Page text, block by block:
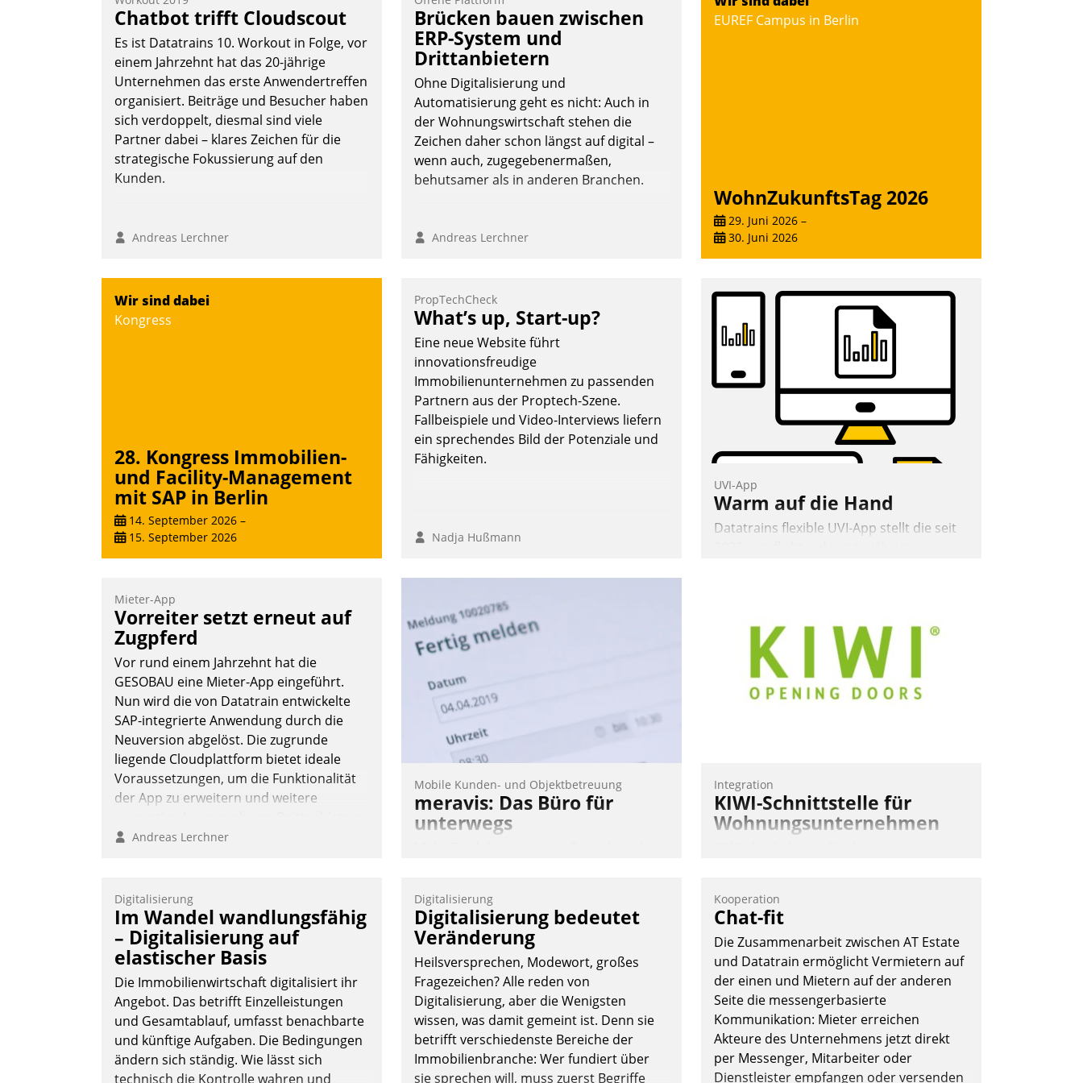
Vernetzungsideen fürs Quartier.
Dazwischen zeigte Datatrain, was es
Neues zu bieten hat.
Nadja Hußmann
Chatbot trifft Cloudscout
Es ist Datatrains 10. Workout in Folge, vor
einem Jahrzehnt hat das 20-jährige
Unternehmen das erste Anwendertreffen
organisiert. Beiträge und Besucher haben
sich verdoppelt, diesmal sind viele
Partner dabei – klares Zeichen für die
strategische Fokussierung auf den
Kunden.
Andreas Lerchner
Brücken bauen zwischen
ERP-System und
Drittanbietern
Ohne Digitalisierung und
Automatisierung geht es nicht: Auch in
der Wohnungswirtschaft stehen die
Zeichen daher schon längst auf digital –
wenn auch, zugegebenermaßen,
behutsamer als in anderen Branchen.
Andreas Lerchner
EUREF Campus in Berlin
WohnZukunftsTag 2026
29. Juni 2026 –
30. Juni 2026
Wir sind dabei
Kongress
28. Kongress Immobilien-
und Facility-Management
mit SAP in Berlin
14. September 2026 –
15. September 2026
PropTechCheck
What’s up, Start-up?
Eine neue Website führt
innovationsfreudige
Immobilienunternehmen zu passenden
Partnern aus der Proptech-Szene.
Fallbeispiele und Video-Interviews liefern
ein sprechendes Bild der Potenziale und
Fähigkeiten.
Nadja Hußmann
UVI-App
Warm auf die Hand
Datatrains flexible UVI-App stellt die seit
Heizungs- und Wasserverbrauch gehen
automatisiert, vollständig und auf
Wunsch über mehrere zuvor festgelegte
Kommunikationswege bei den
Empfängern ein.
Mieter-App
Vorreiter setzt erneut auf
Zugpferd
Vor rund einem Jahrzehnt hat die
GESOBAU eine Mieter-App eingeführt.
Nun wird die von Datatrain entwickelte
SAP-integrierte Anwendung durch die
Neuversion abgelöst. Die zugrunde
liegende Cloudplattform bietet ideale
Voraussetzungen, um die Funktionalität
der App zu erweitern und weitere
in SAP zu integrieren.
Andreas Lerchner
Mobile Kunden- und Objektbetreuung
meravis: Das Büro für
unterwegs
Mitarbeiter von Datatrain. Die meravis
Wohnungsbau- und Immobilien GmbH
hat sich dabei für den Betrieb der Lösung
über die SAP Cloud Platform entschieden
- als erstes Unternehmen am
Wohnungsmarkt.
Andreas Lerchner
Integration
KIWI-Schnittstelle für
Wohnungsunternehmen
Softwareentwicklungshaus Datatrain.
Andreas Lerchner
Digitalisierung
Im Wandel wandlungsfähig
– Digitalisierung auf
elastischer Basis
Die Immobilienwirtschaft digitalisiert ihr
Angebot. Das betrifft Einzelleistungen
und Gesamtablauf, umfasst benachbarte
und künftige Aufgaben. Die Bedingungen
ändern sich ständig. Wie lässt sich
technisch die Kontrolle wahren und
Digitalisierung
Digitalisierung bedeutet
Veränderung
Heilsversprechen, Modewort, großes
Fragezeichen? Alle reden von
Digitalisierung, aber die Wenigsten
wissen, was damit gemeint ist. Denn sie
betrifft verschiedenste Bereiche der
Immobilienbranche: Wer fundiert über
sie sprechen will, muss zuerst Begriffe
Kooperation
Chat-fit
Die Zusammenarbeit zwischen AT Estate
und Datatrain ermöglicht Vermietern auf
der einen und Mietern auf der anderen
Seite die messengerbasierte
Kommunikation: Mieter erreichen
Akteure des Unternehmens jetzt direkt
per Messenger, Mitarbeiter oder
Dienstleister empfangen oder versenden